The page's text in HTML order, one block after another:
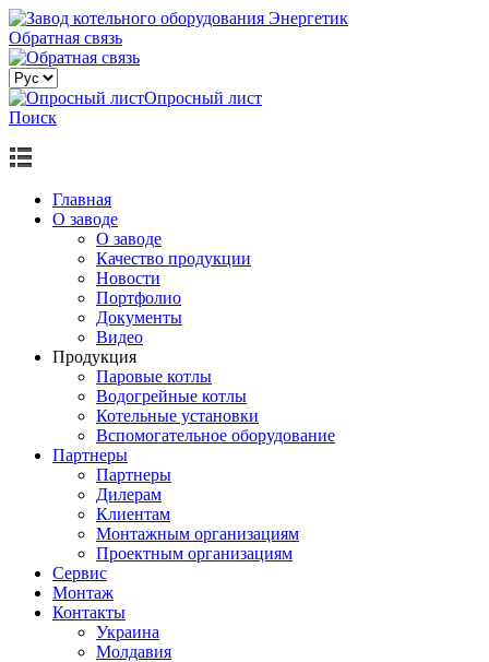
Обратная связь
Опросный лист
Поиск
Главная
О заводе
О заводе
Качество продукции
Новости
Портфолио
Документы
Видео
Продукция
Паровые котлы
Водогрейные котлы
Котельные установки
Вспомогательное оборудование
Партнеры
Партнеры
Дилерам
Клиентам
Монтажным организациям
Проектным организациям
Сервис
Монтаж
Контакты
Украина
Молдавия